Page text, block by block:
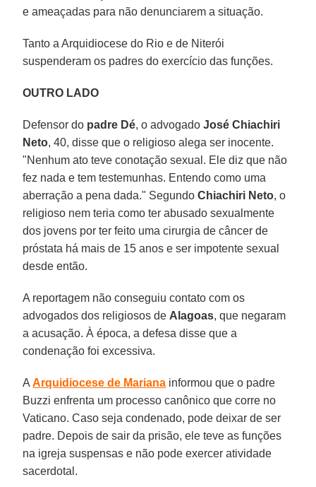
e ameaçadas para não denunciarem a situação.
Tanto a Arquidiocese do Rio e de Niterói
suspenderam os padres do exercício das funções.
OUTRO LADO
Defensor do padre Dé, o advogado José Chiachiri
Neto, 40, disse que o religioso alega ser inocente.
"Nenhum ato teve conotação sexual. Ele diz que não
fez nada e tem testemunhas. Entendo como uma
aberração a pena dada." SegundoChiachiri Neto, o
religioso nem teria como ter abusado sexualmente
dos jovens por ter feito uma cirurgia de câncer de
próstata há mais de 15 anos e ser impotente sexual
desde então.
A reportagem não conseguiu contato com os
advogados dos religiosos de Alagoas, que negaram
a acusação. À época, a defesa disse que a
condenação foi excessiva.
AArquidiocese de Mariana informou que o padre
Buzzi enfrenta um processo canônico que corre no
Vaticano. Caso seja condenado, pode deixar de ser
padre. Depois de sair da prisão, ele teve as funções
na igreja suspensas e não pode exercer atividade
sacerdotal.